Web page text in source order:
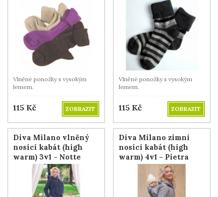
Vlněné ponožky s vysokým
lemem.
115 Kč ZOBRAZIT
Vlněné ponožky s vysokým
lemem.
115 Kč ZOBRAZIT
Diva Milano vlněný
nosící kabát (high
warm) 3v1 - Notte
Diva Milano zimní
nosící kabát (high
warm) 4v1 - Pietra